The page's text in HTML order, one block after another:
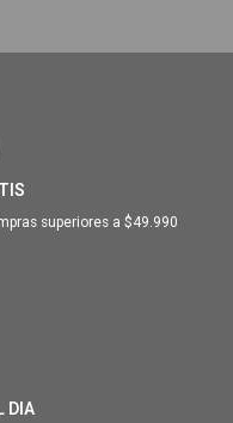
superiores a $49.990
DIA